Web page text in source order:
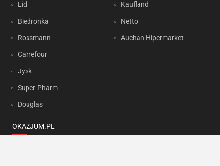
Lidl
Biedronka
Rossmann
Carrefour
Jysk
Super-Pharm
Douglas
Kaufland
Netto
Auchan Hipermarket
OKAZJUM.PL